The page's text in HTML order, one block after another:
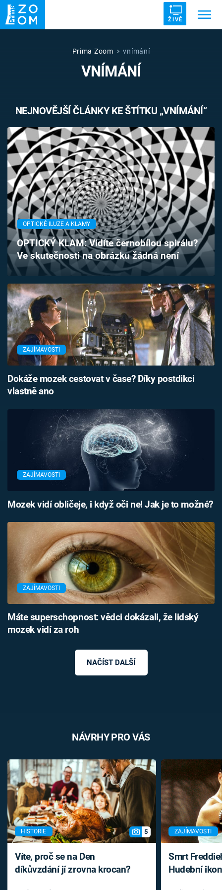
ŽIVĚ
UFO DRUHÁ SVĚTOVÁ VÁLKA
VETŘELCI DÁVNOVĚKU
Témata
Témata
Pořady
TV Program
Časopis
Sledujte prima+
Přihlášení
Sledujte nás
Prima Zoom vnímání
VNÍMÁNÍ
NEJNOVĚJŠÍ ČLÁNKY KE ŠTÍTKU „VNÍMÁNÍ“
OPTICKÉ ILUZE A KLAMY
OPTICKÝ KLAM: Vidíte černobílou spirálu?
Ve skutečnosti na obrázku žádná není
ZAJÍMAVOSTI
Dokáže mozek cestovat v čase? Díky postdikci
vlastně ano
ZAJÍMAVOSTI
Mozek vidí obličeje, i když oči ne! Jak je to možné?
ZAJÍMAVOSTI
Máte superschopnost: vědci dokázali, že lidský
mozek vidí za roh
NAČÍST DALŠÍ
NÁVRHY PRO VÁS
HISTORIE 5
Víte, proč se na Den
díkůvzdání jí zrovna krocan?
ZAJÍMAVOSTI
Smrt
Hudební